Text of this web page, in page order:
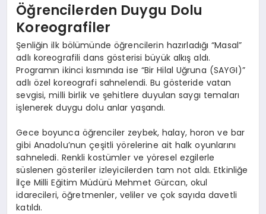
Öğrencilerden Duygu Dolu
Koreografiler
Şenliğin ilk bölümünde öğrencilerin hazırladığı “Masal”
adlı koreografili dans gösterisi büyük alkış aldı.
Programın ikinci kısmında ise “Bir Hilal Uğruna (SAYGI)”
adlı özel koreografi sahnelendi. Bu gösteride vatan
sevgisi, milli birlik ve şehitlere duyulan saygı temaları
işlenerek duygu dolu anlar yaşandı.
Gece boyunca öğrenciler zeybek, halay, horon ve bar
gibi Anadolu’nun çeşitli yörelerine ait halk oyunlarını
sahneledi. Renkli kostümler ve yöresel ezgilerle
süslenen gösteriler izleyicilerden tam not aldı. Etkinliğe
İlçe Milli Eğitim Müdürü Mehmet Gürcan, okul
idarecileri, öğretmenler, veliler ve çok sayıda davetli
katıldı.